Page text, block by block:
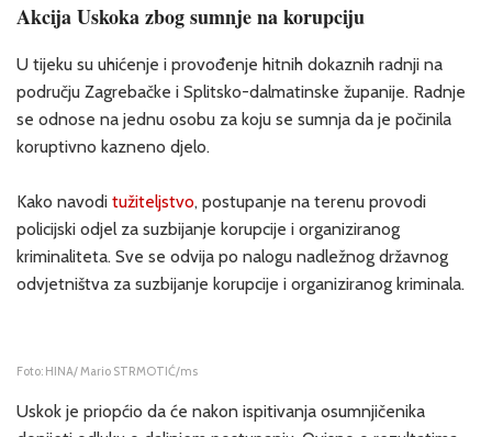
Akcija Uskoka zbog sumnje na korupciju
U tijeku su uhićenje i provođenje hitnih dokaznih radnji na
području Zagrebačke i Splitsko-dalmatinske županije. Radnje
se odnose na jednu osobu za koju se sumnja da je počinila
koruptivno kazneno djelo.
Kako navodi tužiteljstvo, postupanje na terenu provodi
policijski odjel za suzbijanje korupcije i organiziranog
kriminaliteta. Sve se odvija po nalogu nadležnog državnog
odvjetništva za suzbijanje korupcije i organiziranog kriminala.
Foto: HINA/ Mario STRMOTIĆ/ms
Uskok je priopćio da će nakon ispitivanja osumnjičenika